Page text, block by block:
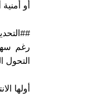
أو
رغم
أولها